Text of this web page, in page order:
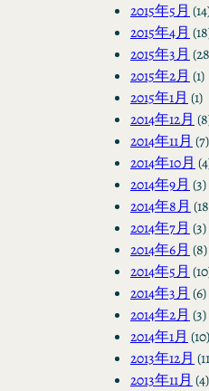
2015年5月
2015年4月
2015年3月
2015年2月 (1)
2015年1月 (1)
2014年12月
2014年11月 (7)
2014年10月
2014年9月 (3)
2014年8月
2014年7月 (3)
2014年6月 (8)
2014年5月
2014年3月 (6)
2014年2月 (3)
2014年1月 (10)
2013年12月
2013年11月 (4)